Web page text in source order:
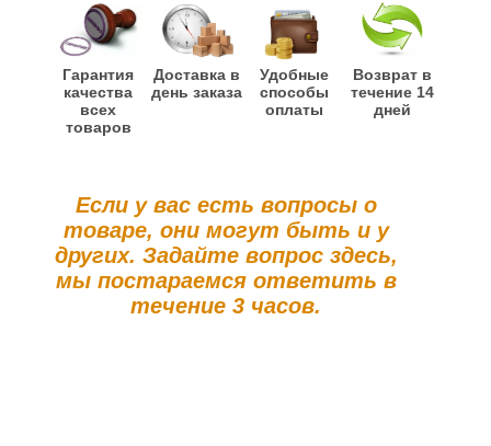
Гарантия
качества
всех
товаров
Доставка в
день заказа
Удобные
способы
оплаты
Возврат в
течение 14
дней
Если у вас есть вопросы о
товаре, они могут быть и у
других. Задайте вопрос здесь,
мы постараемся ответить в
течение 3 часов.